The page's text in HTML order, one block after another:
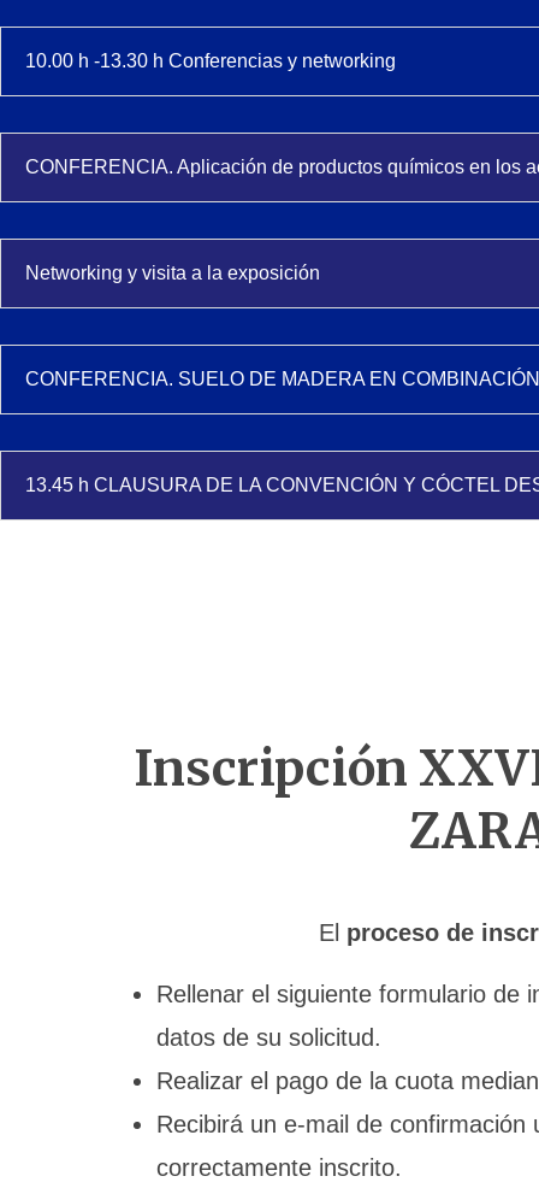
10.00 h -13.30 h Conferencias y networking
CONFERENCIA. Aplicación de productos químicos en los
Networking y visita a la exposición
CONFERENCIA. SUELO DE MADERA EN
13.45 h CLAUSURA DE LA CONVENCIÓN Y CÓCTEL
Inscripción
El proceso de
Rellenar el siguiente formulario de
datos de su solicitud.
Realizar el pago de la cuota
Recibirá un e-mail de
correctamente inscrito.